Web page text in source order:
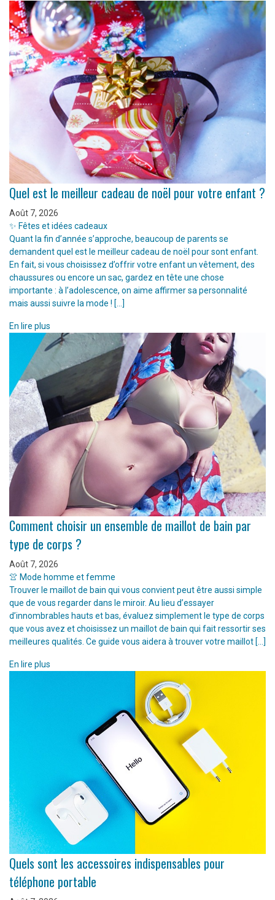
Quel est le meilleur cadeau de noël pour votre enfant ?
Août 7, 2026
✨ Fêtes et idées cadeaux
Quant la fin d’année s’approche, beaucoup de parents se
demandent quel est le meilleur cadeau de noël pour sont enfant.
En fait, si vous choisissez d’offrir votre enfant un vêtement, des
chaussures ou encore un sac, gardez en tête une chose
importante : à l’adolescence, on aime affirmer sa personnalité
mais aussi suivre la mode ! […]
En lire plus
Comment choisir un ensemble de maillot de bain par
type de corps ?
Août 7, 2026
👚 Mode homme et femme
Trouver le maillot de bain qui vous convient peut être aussi simple
que de vous regarder dans le miroir. Au lieu d’essayer
d’innombrables hauts et bas, évaluez simplement le type de corps
que vous avez et choisissez un maillot de bain qui fait ressortir ses
meilleures qualités. Ce guide vous aidera à trouver votre maillot […]
En lire plus
Quels sont les accessoires indispensables pour
téléphone portable